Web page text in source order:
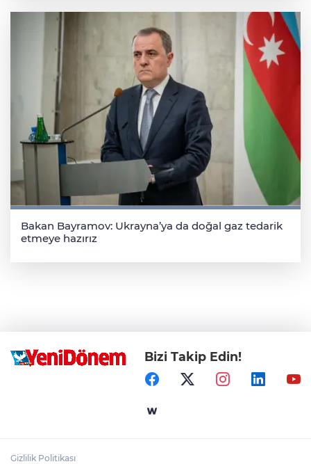
Bakan Bayramov: Ukrayna’ya da doğal gaz tedarik
etmeye hazırız
Bizi Takip Edin!
Gizlilik Politikası